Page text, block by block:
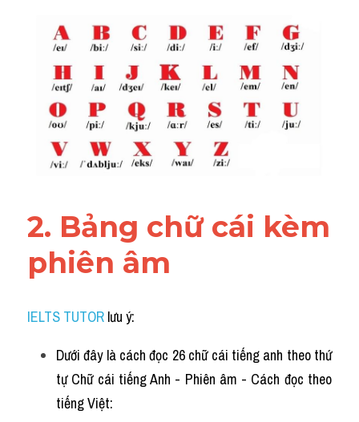
2. Bảng chữ cái kèm
phiên âm
IELTS TUTOR lưu ý:
Dưới đây là cách đọc 26 chữ cái tiếng anh theo thứ
tự Chữ cái tiếng Anh - Phiên âm - Cách đọc theo
tiếng Việt: